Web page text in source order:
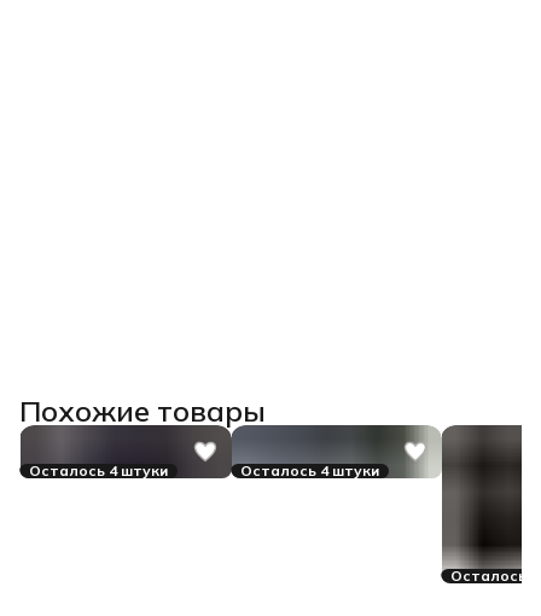
Похожие товары
Осталось 4 штуки Осталось 4 штуки
Осталось